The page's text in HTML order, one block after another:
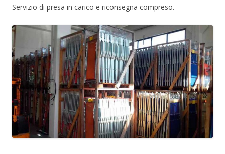
Servizio di presa in carico e riconsegna compreso.